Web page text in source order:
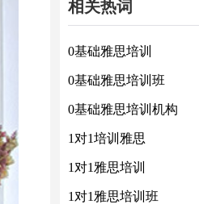
相关热词
0基础雅思培训
0基础雅思培训班
0基础雅思培训机构
1对1培训雅思
1对1雅思培训
1对1雅思培训班